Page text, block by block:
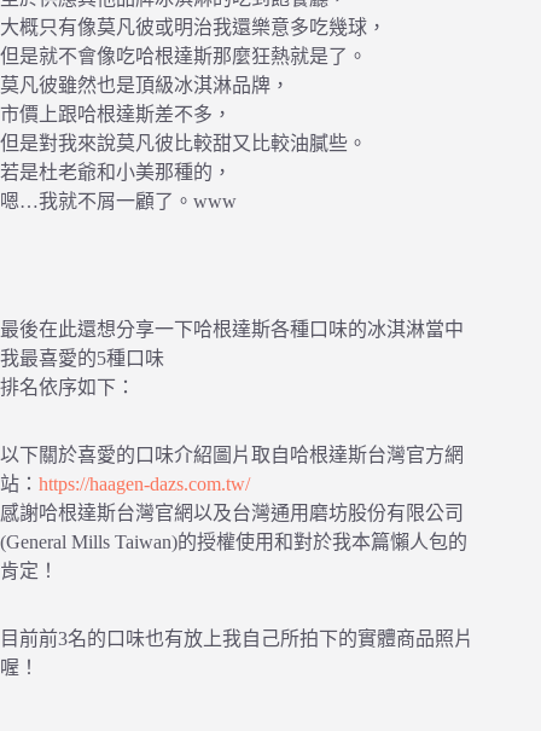
大概只有像莫凡彼或明治我還樂意多吃幾球，
但是就不會像吃哈根達斯那麼狂熱就是了。
莫凡彼雖然也是頂級冰淇淋品牌，
市價上跟哈根達斯差不多，
但是對我來說莫凡彼比較甜又比較油膩些。
若是杜老爺和小美那種的，
嗯…我就不屑一顧了。www
最後在此還想分享一下哈根達斯各種口味的冰淇淋當中
我最喜愛的5種口味
排名依序如下：
以下關於喜愛的口味介紹圖片取自哈根達斯台灣官方網
站： https://haagen-dazs.com.tw/
感謝哈根達斯台灣官網以及台灣通用磨坊股份有限公司
(General Mills Taiwan)的授權使用和對於我本篇懶人包的
肯定！
目前前3名的口味也有放上我自己所拍下的實體商品照片
喔！